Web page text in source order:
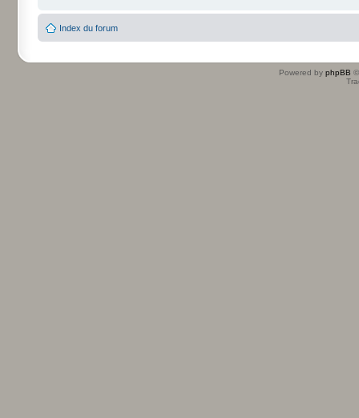
Index du forum
Powered by phpBB